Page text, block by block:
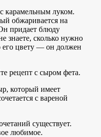
карамельным луком.
обжаривается на
придает блюду
знаете, сколько нужно
его цвету — он должен
рецепт с сыром фета.
который имеет
с вареной
существует.
любимое.